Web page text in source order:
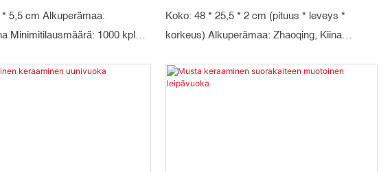
illalliselle,
kahvalla
5,5 cm Alkuperämaa:
Minimitilausmäärä: 1000 kpl
Kartonki Toimitusaika: 30
matala uunivuoka
Koko: 48 * 25,5 * 2 cm (pituus * leveys *
korkeus) Alkuperämaa: Zhaoqing, Kiina
sininen, musta, punainen, beige
Materiaalitekniikka: Kordieriitti ja mulliitti